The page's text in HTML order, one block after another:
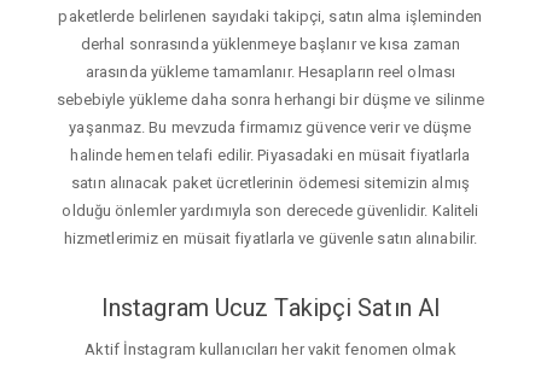
paketlerde belirlenen sayıdaki takipçi, satın alma işleminden
derhal sonrasında yüklenmeye başlanır ve kısa zaman
arasında yükleme tamamlanır. Hesapların reel olması
sebebiyle yükleme daha sonra herhangi bir düşme ve silinme
yaşanmaz. Bu mevzuda firmamız güvence verir ve düşme
halinde hemen telafi edilir. Piyasadaki en müsait fiyatlarla
satın alınacak paket ücretlerinin ödemesi sitemizin almış
olduğu önlemler yardımıyla son derecede güvenlidir. Kaliteli
hizmetlerimiz en müsait fiyatlarla ve güvenle satın alınabilir.
Instagram Ucuz Takipçi Satın Al
Aktif İnstagram kullanıcıları her vakit fenomen olmak